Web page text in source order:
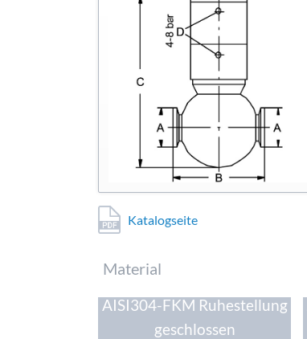
Katalogseite
Pflichtfeld
Material
AISI304-FKM Ruhestellung
geschlossen